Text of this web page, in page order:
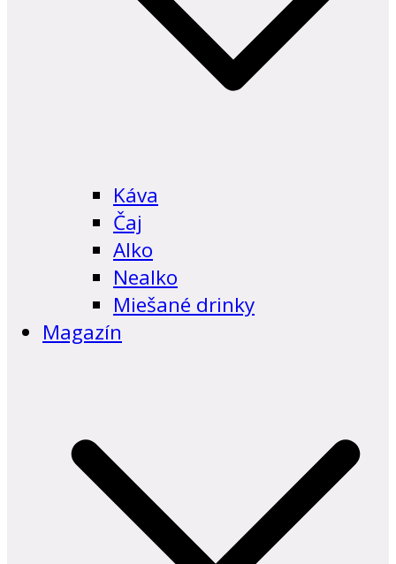
Káva
Čaj
Alko
Nealko
Miešané drinky
Magazín